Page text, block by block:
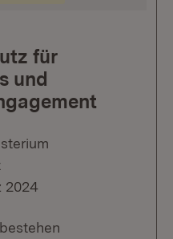
für
und
2024